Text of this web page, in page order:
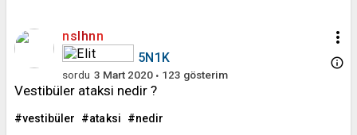
more_vert
nslhnn
5N1K
sordu 3 Mart 2020 123 gösterim
info_outline
Vestibüler ataksi nedir ?
vestibüler ataksi nedir